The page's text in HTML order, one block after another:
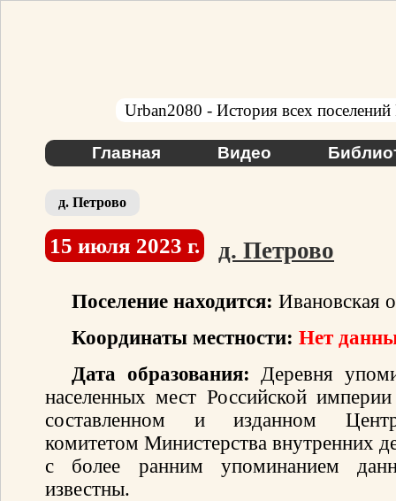
Urban2080 - История всех поселений
Главная Видео
д. Петрово
15 июля 2023 г. д. Петрово
Поселение находится: Ивановская
Координаты местности: Нет
Дата образования: Деревня
населенных мест Российской
составленном и изданном
комитетом Министерства внутренних
с более ранним упоминанием
известны.